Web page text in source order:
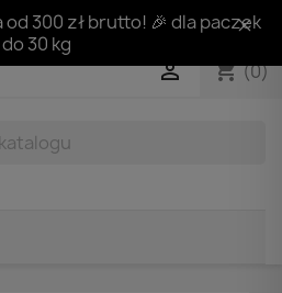
od 300 zł brutto! 🎉 dla paczek
do 30 kg
shopping_cart(0)
